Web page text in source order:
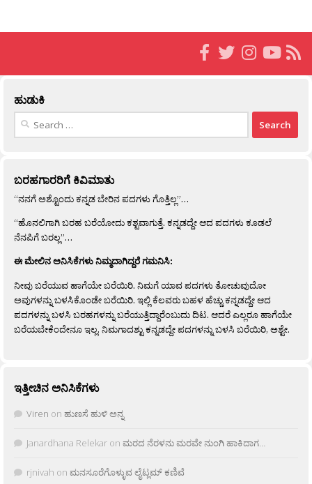
ಹುಡುಕಿ
Search
ಬರಹಗಾರರಿಗೆ ಕಿವಿಮಾತು
“ನನಗೆ ಅಶ್ಟೊಂದು ಕನ್ನಡ ಬೇರಿನ ಪದಗಳು ಗೊತ್ತಿಲ್ಲ”…
“ಹೊನಲಿಗಾಗಿ ಬರಹ ಬರೆಯೋದು ಕಶ್ಟವಾಗುತ್ತೆ. ಕನ್ನಡದ್ದೇ ಆದ ಪದಗಳು ಕೂಡಲೆ
ನೆನಪಿಗೆ ಬರಲ್ಲ”…
ಈ ಮೇಲಿನ ಅನಿಸಿಕೆಗಳು ನಿಮ್ಮದಾಗಿದ್ದರೆ ಗಮನಿಸಿ:
ನೀವು ಬರೆಯುವ ಹಾಗೆಯೇ ಬರೆಯಿರಿ. ನಿಮಗೆ ಯಾವ ಪದಗಳು ತೋಚುವುದೋ
ಅವುಗಳನ್ನು ಬಳಸಿಕೊಂಡೇ ಬರೆಯಿರಿ. ಇಲ್ಲಿ ಕೆಲವರು ಬಹಳ ಹೆಚ್ಚು ಕನ್ನಡದ್ದೇ ಆದ
ಪದಗಳನ್ನು ಬಳಸಿ ಬರಹಗಳನ್ನು ಬರೆಯುತ್ತಿದ್ದಾರೆಂಬುದು ದಿಟ. ಆದರೆ ಎಲ್ಲರೂ ಹಾಗೆಯೇ
ಬರೆಯಬೇಕೆಂದೇನೂ ಇಲ್ಲ. ನಿಮಗಾದಶ್ಟು ಕನ್ನಡದ್ದೇ ಪದಗಳನ್ನು ಬಳಸಿ ಬರೆಯಿರಿ, ಅಶ್ಟೇ.
ಇತ್ತೀಚಿನ ಅನಿಸಿಕೆಗಳು
Viren on ಹುಣಸೆ ಹುಳಿ ಅನ್ನ
Janardhana Relekar on ಮರದ ನೆರಳನು ಮರವೇ ನುಂಗಿ ಹಾಕಿದಾಗ…
rjnivah on ಮನಸೂರೆಗೊಳ್ಳುವ ಲೈಟ್ಲಮ್ ಕಣಿವೆ